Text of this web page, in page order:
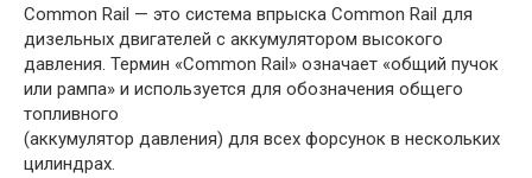
Common Rail — это система впрыска Common Rail для
дизельных двигателей с аккумулятором высокого
давления. Термин «Common Rail» означает «общий пучок
или рампа» и используется для обозначения общего
топливного
(аккумулятор давления) для всех форсунок в нескольких
цилиндрах.